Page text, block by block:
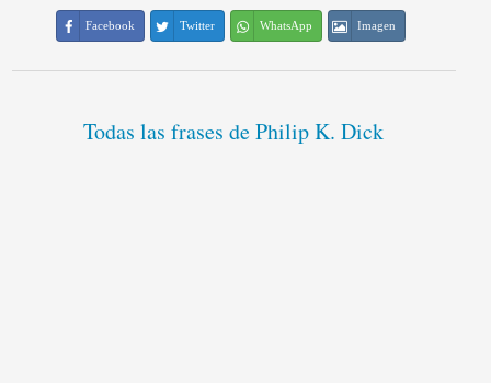
Facebook Twitter WhatsApp Imagen
Todas las frases de Philip K. Dick